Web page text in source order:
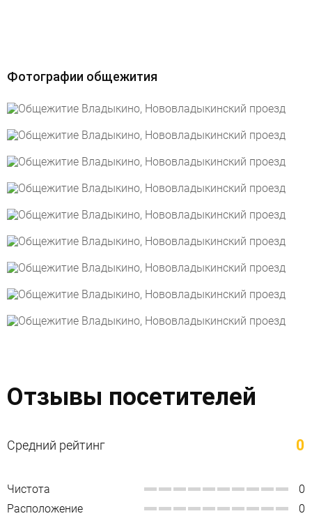
Фотографии общежития
Отзывы посетителей
Средний рейтинг 0
Чистота
0
Расположение
0